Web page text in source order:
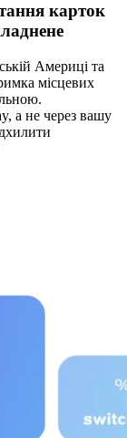
карток
Америці та
місцевих
а не через вашу